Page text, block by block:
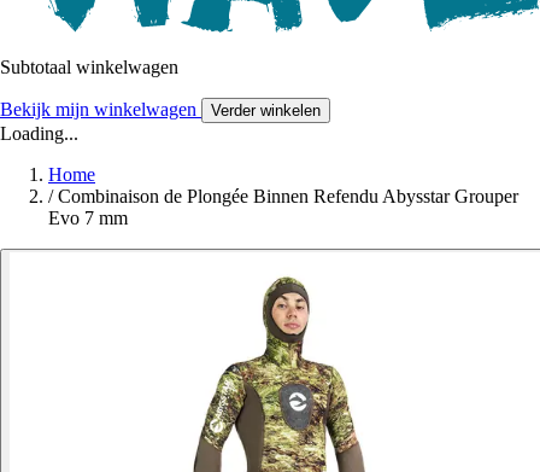
Subtotaal winkelwagen
Bekijk mijn winkelwagen Verder winkelen
Loading...
Home
/ Combinaison de Plongée Binnen Refendu Abysstar Grouper
Evo 7 mm